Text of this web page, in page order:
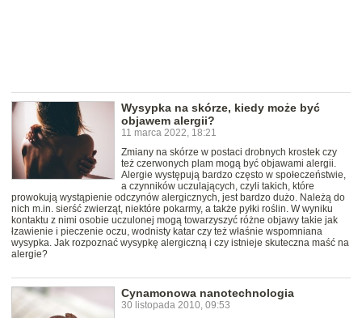
Wysypka na skórze, kiedy może być
objawem alergii?
11 marca 2022, 18:21
Zmiany na skórze w postaci drobnych krostek czy
też czerwonych plam mogą być objawami alergii.
Alergie występują bardzo często w społeczeństwie,
a czynników uczulających, czyli takich, które
prowokują wystąpienie odczynów alergicznych, jest bardzo dużo. Należą do
nich m.in. sierść zwierząt, niektóre pokarmy, a także pyłki roślin. W wyniku
kontaktu z nimi osobie uczulonej mogą towarzyszyć różne objawy takie jak
łzawienie i pieczenie oczu, wodnisty katar czy też właśnie wspomniana
wysypka. Jak rozpoznać wysypkę alergiczną i czy istnieje skuteczna maść na
alergie?
Cynamonowa nanotechnologia
30 listopada 2010, 09:53